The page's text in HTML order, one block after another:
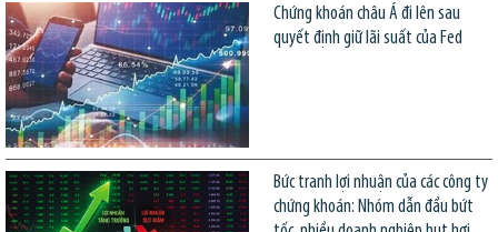
Chứng khoán châu Á đi lên sau
quyết định giữ lãi suất của Fed
Bức tranh lợi nhuận của các công ty
chứng khoán: Nhóm dẫn đầu bứt